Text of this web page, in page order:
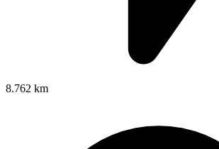
8.762 km